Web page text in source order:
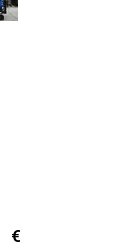
€